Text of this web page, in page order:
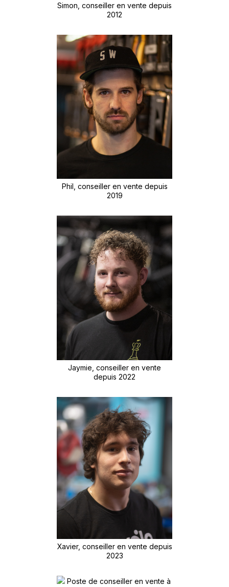
Simon, conseiller en vente depuis
2012
Phil, conseiller en vente depuis
2019
Jaymie, conseiller en vente
depuis 2022
Xavier, conseiller en vente depuis
2023